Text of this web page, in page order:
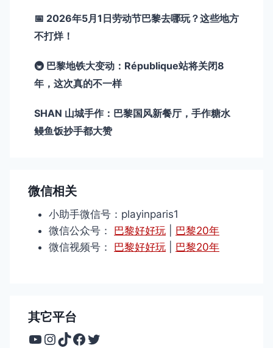
📅 2026年5月1日劳动节巴黎去哪玩？这些地方
不打烊！
🚇 巴黎地铁大变动：République站将关闭8
年，这次真的不一样
SHAN 山城手作：巴黎国风新餐厅，手作糖水
鳗鱼饭抄手都大赞
微信相关
小助手微信号：playinparis1
微信公众号： 巴黎好好玩
巴黎20年
微信视频号： 巴黎好好玩 巴黎20年
其它平台
YouTube
Instagram
TikTok
Facebook
Twitter